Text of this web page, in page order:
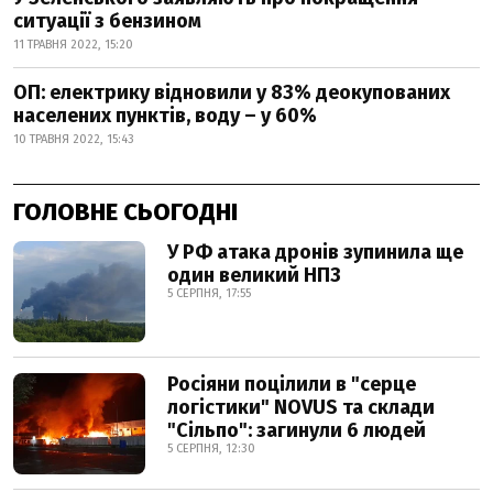
ситуації з бензином
11 ТРАВНЯ 2022, 15:20
ОП: електрику відновили у 83% деокупованих
населених пунктів, воду – у 60%
10 ТРАВНЯ 2022, 15:43
ГОЛОВНЕ СЬОГОДНІ
У РФ атака дронів зупинила ще
один великий НПЗ
5 СЕРПНЯ, 17:55
Росіяни поцілили в "серце
логістики" NOVUS та склади
"Сільпо": загинули 6 людей
5 СЕРПНЯ, 12:30